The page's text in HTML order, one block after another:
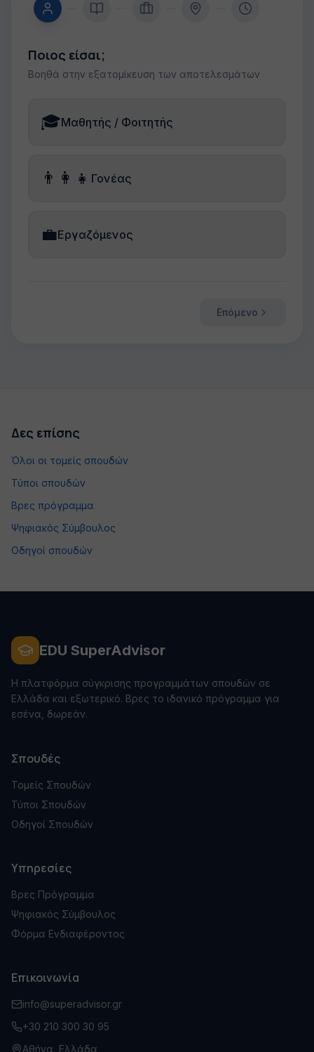
Ποιος είσαι;
Βοηθά στην εξατομίκευση των αποτελεσμάτων
🎓Μαθητής / Φοιτητής
👨‍👩‍👧 Γονέας
💼Εργαζόμενος
Επόμενο
Δες επίσης
Όλοι οι τομείς σπουδών
Τύποι σπουδών
Βρες πρόγραμμα
Ψηφιακός Σύμβουλος
Οδηγοί σπουδών
EDU SuperAdvisor
Η πλατφόρμα σύγκρισης προγραμμάτων σπουδών σε
Ελλάδα και εξωτερικό. Βρες το ιδανικό πρόγραμμα για
εσένα, δωρεάν.
Σπουδές
Τομείς Σπουδών
Τύποι Σπουδών
Οδηγοί Σπουδών
Υπηρεσίες
Βρες Πρόγραμμα
Ψηφιακός Σύμβουλος
Φόρμα Ενδιαφέροντος
Επικοινωνία
info@superadvisor.gr
+30 210 300 30 95
Αθήνα, Ελλάδα